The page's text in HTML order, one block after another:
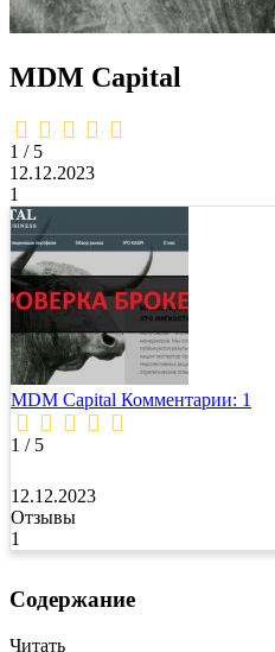
MDM Capital
1,0
rating
1 / 5
12.12.2023
1
MDM Capital Комментарии: 1
1 / 5
12.12.2023
Отзывы
1
Содержание
Читать